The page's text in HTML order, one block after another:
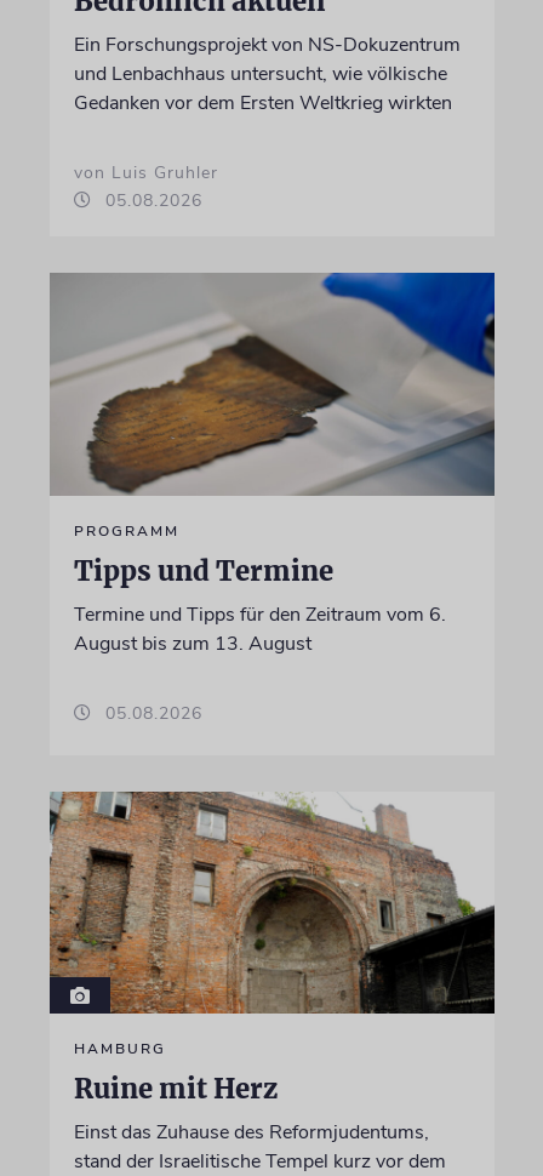
Ein Forschungsprojekt von NS-Dokuzentrum
und Lenbachhaus untersucht, wie völkische
Gedanken vor dem Ersten Weltkrieg wirkten
von Luis Gruhler
05.08.2026
PROGRAMM
Tipps und Termine
Termine und Tipps für den Zeitraum vom 6.
August bis zum 13. August
05.08.2026
HAMBURG
Ruine mit Herz
Einst das Zuhause des Reformjudentums,
stand der Israelitische Tempel kurz vor dem